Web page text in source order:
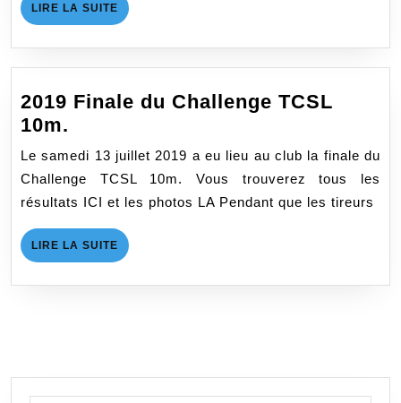
LIRE LA SUITE LIRE
LA
2019 Finale du Challenge TCSL
10m.
Finale
du
Challenge
10m.
Le samedi 13 juillet 2019 a eu lieu au club la finale du
Challenge TCSL 10m. Vous trouverez tous les
résultats ICI et les photos LA Pendant que les tireurs
LIRE LA SUITE LIRE
LA